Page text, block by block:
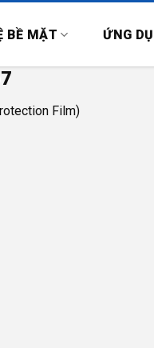
BỀ MẶT ỨNG
Film)